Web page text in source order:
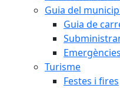
Guia del
Guia de
Emergències
Turisme
Festes i fires